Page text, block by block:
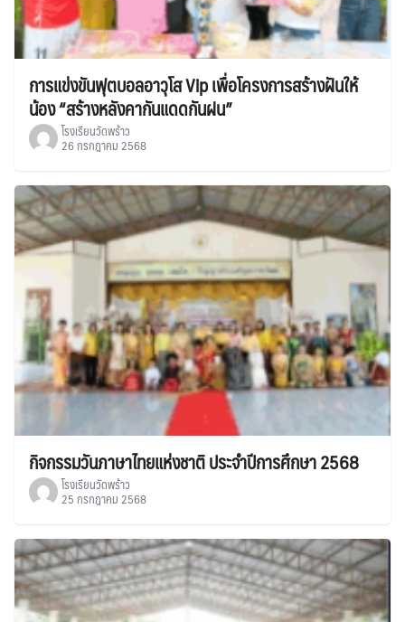
การแข่งขันฟุตบอลอาวุโส Vip เพื่อโครงการสร้างฝันให้
น้อง “สร้างหลังคากันแดดกันฝน”
โรงเรียนวัดพร้าว
26 กรกฎาคม 2568
กิจกรรมวันภาษาไทยแห่งชาติ ประจำปีการศึกษา 2568
โรงเรียนวัดพร้าว
25 กรกฎาคม 2568